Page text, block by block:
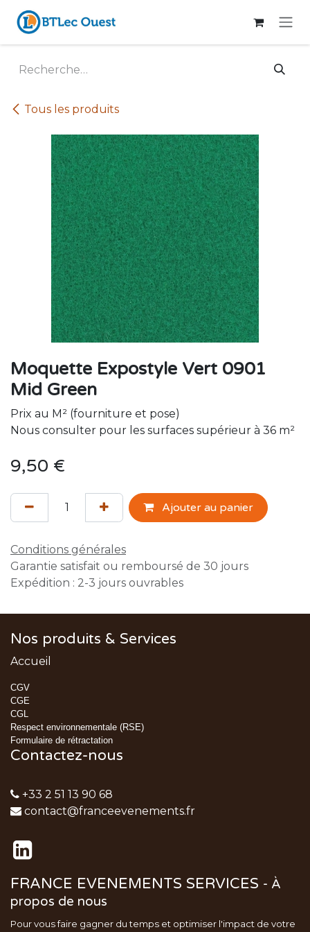
Se rendre au contenu
Tous les produits
Moquette Expostyle Vert 0901
Mid Green
Prix au M² (fourniture et pose)
Nous consulter pour les surfaces supérieur à 36 m²
9,50 €
Ajouter au panier
Conditions générales
Garantie satisfait ou remboursé de 30 jours
Expédition : 2-3 jours ouvrables
Nos produits & Services
Accueil
CGV
CGE
CGL
Respect environnementale (RSE)
Formulaire de rétractation
Contactez-nous
+33 2 51 13 90 68
contact@franceevenements.fr
FRANCE EVENEMENTS SERVICES - À
propos de nous
Pour vous faire gagner du temps et optimiser l'impact de votre